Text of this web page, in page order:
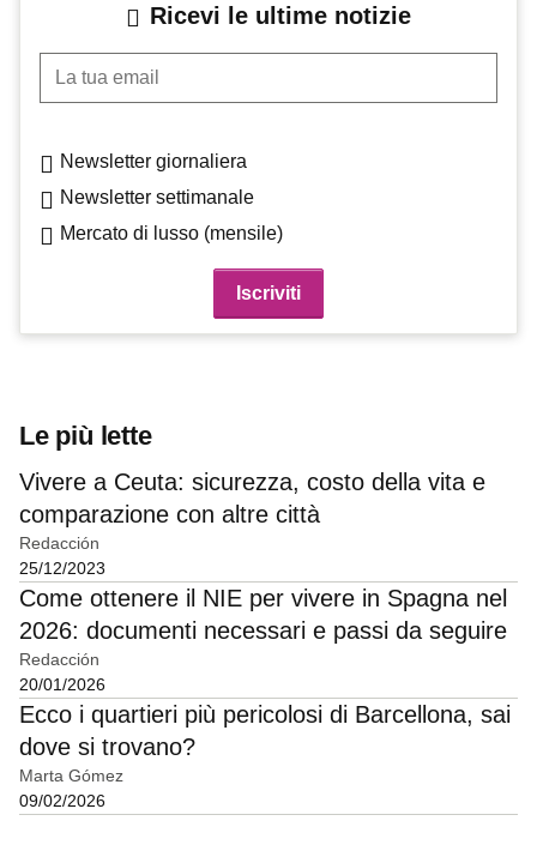
Ricevi le ultime notizie
La tua email
Newsletter giornaliera
Newsletter settimanale
Mercato di lusso (mensile)
Le più lette
Vivere a Ceuta: sicurezza, costo della vita e
comparazione con altre città
Redacción
25/12/2023
Come ottenere il NIE per vivere in Spagna nel
2026: documenti necessari e passi da seguire
Redacción
20/01/2026
Ecco i quartieri più pericolosi di Barcellona, sai
dove si trovano?
Marta Gómez
09/02/2026